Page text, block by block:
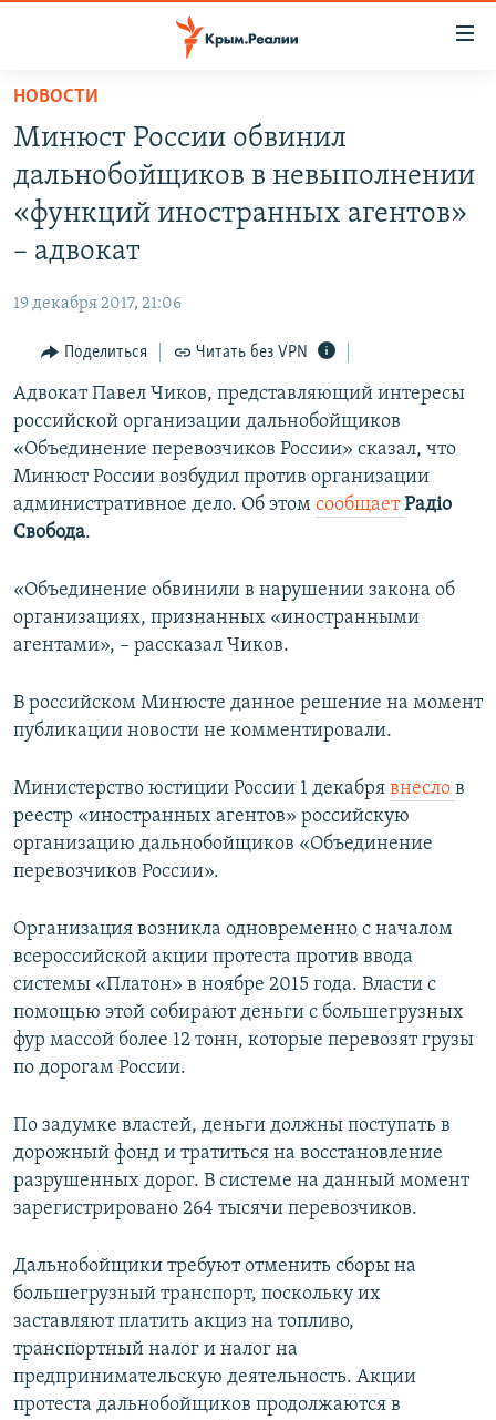
Вернуться
основному
содержанию
Вернутся
главной
Вернутся
поиску
СПЕЦПРОЕКТЫ
ГРУЗ 200
ВОДА
ИНТЕРАКТИВ
ИНФОГРАФИКА
ТЕЛЕПРОЕКТ КРЫМ.РЕАЛИИ
СОВЕТЫ ПРАВОЗАЩИТНИКОВ
ПРОПАВШИЕ БЕЗ ВЕСТИ
ПОБЕДИТЕЛЕЙ НЕ СУДЯТ?
ELIFBE
УКРАИНСКАЯ ПРОБЛЕМА КРЫМА
РАДІО СВОБОДА
КАК ОБОЙТИ БЛОКИРОВКУ
Українською
Qırımtatar
ПРИСОЕДИНЯЙТЕСЬ!
НОВОСТИ
Минюст России обвинил
дальнобойщиков в невыполнении
«функций иностранных агентов»
– адвокат
19 декабря 2017, 21:06
Поделиться Читать без VPN
Адвокат Павел Чиков, представляющий интересы
российской организации дальнобойщиков
«Объединение перевозчиков России» сказал, что
Минюст России возбудил против организации
административное дело. Об этом сообщаетРадіо
Свобода.
«Объединение обвинили в нарушении закона об
организациях, признанных «иностранными
агентами», – рассказал Чиков.
В российском Минюсте данное решение на момент
публикации новости не комментировали.
Министерство юстиции России 1 декабря внесло в
реестр «иностранных агентов» российскую
организацию дальнобойщиков «Объединение
перевозчиков России».
Организация возникла одновременно с началом
всероссийской акции протеста против ввода
системы «Платон» в ноябре 2015 года. Власти с
помощью этой собирают деньги с большегрузных
фур массой более 12 тонн, которые перевозят грузы
по дорогам России.
По задумке властей, деньги должны поступать в
дорожный фонд и тратиться на восстановление
разрушенных дорог. В системе на данный момент
зарегистрировано 264 тысячи перевозчиков.
Дальнобойщики требуют отменить сборы на
большегрузный транспорт, поскольку их
заставляют платить акциз на топливо,
транспортный налог и налог на
предпринимательскую деятельность. Акции
протеста дальнобойщиков продолжаются в